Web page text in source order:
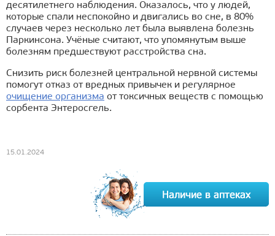
десятилетнего наблюдения. Оказалось, что у людей,
которые спали неспокойно и двигались во сне, в 80%
случаев через несколько лет была выявлена болезнь
Паркинсона. Учёные считают, что упомянутым выше
болезням предшествуют расстройства сна.
Снизить риск болезней центральной нервной системы
помогут отказ от вредных привычек и регулярное
очищение организма от токсичных веществ с помощью
сорбента Энтеросгель.
15.01.2024